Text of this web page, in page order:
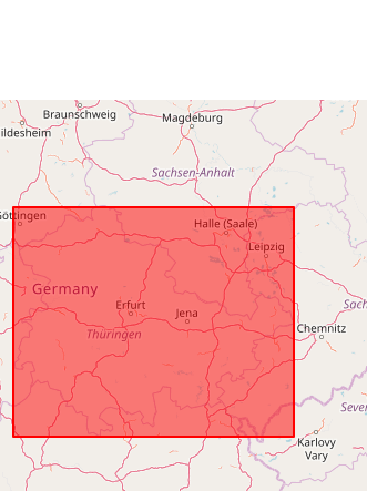
uriRef:
Type: